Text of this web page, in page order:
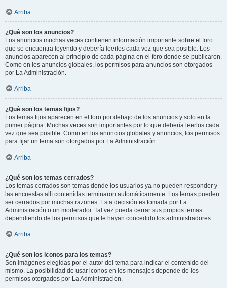
Arriba
¿Qué son los anuncios?
Los anuncios muchas veces contienen información importante sobre el foro
que se encuentra leyendo y debería leerlos cada vez que sea posible. Los
anuncios aparecen al principio de cada página en el foro donde se publicaron.
Como en los anuncios globales, los permisos para anuncios son otorgados
por La Administración.
Arriba
¿Qué son los temas fijos?
Los temas fijos aparecen en el foro por debajo de los anuncios y solo en la
primer página. Muchas veces son importantes por lo que debería leerlos cada
vez que sea posible. Como en los anuncios globales y anuncios, los permisos
para fijar un tema son otorgados por La Administración.
Arriba
¿Qué son los temas cerrados?
Los temas cerrados son temas donde los usuarios ya no pueden responder y
las encuestas allí contenidas terminaron automáticamente. Los temas pueden
ser cerrados por muchas razones. Esta decisión es tomada por La
Administración o un moderador. Tal vez pueda cerrar sus propios temas
dependiendo de los permisos que le hayan concedido los administradores.
Arriba
¿Qué son los iconos para los temas?
Son imágenes elegidas por el autor del tema para indicar el contenido del
mismo. La posibilidad de usar iconos en los mensajes depende de los
permisos otorgados por La Administración.